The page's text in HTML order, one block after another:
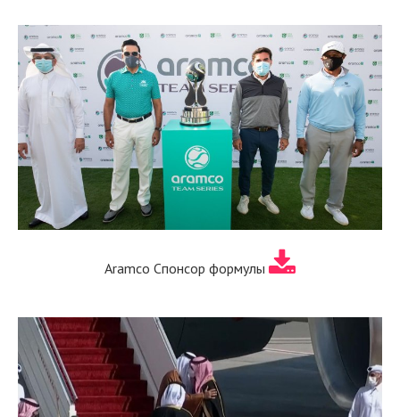
Aramco Спонсор формулы